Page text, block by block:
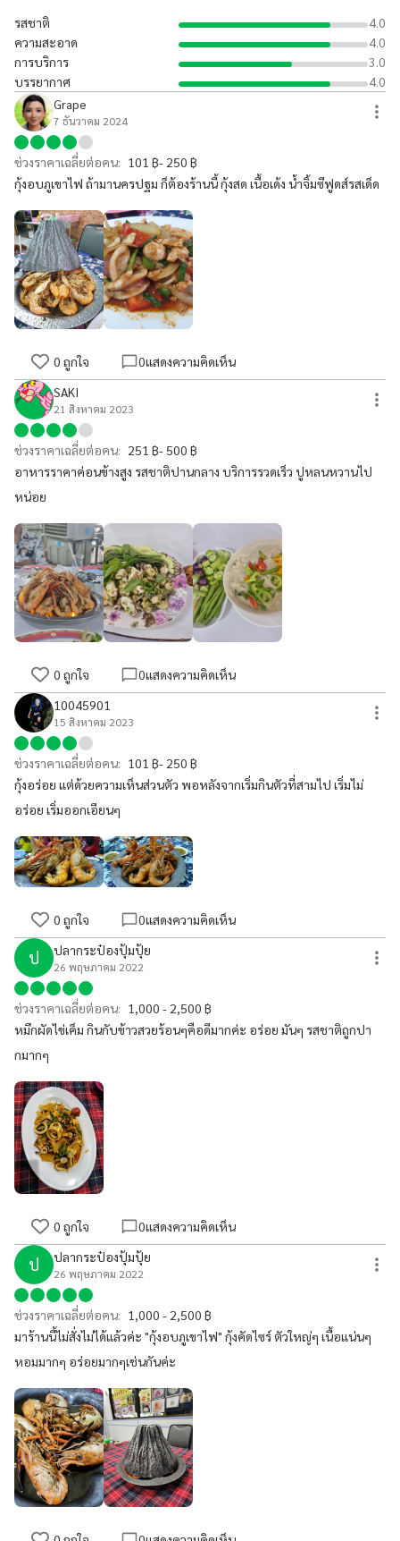
รสชาติ
4.0
ความสะอาด
4.0
การบริการ
3.0
บรรยากาศ
4.0
Grape
7 ธันวาคม 2024
ช่วงราคาเฉลี่ยต่อคน: 101 ฿- 250 ฿
กุ้งอบภูเขาไฟ ถ้ามานครปฐม ก็ต้องร้านนี้ กุ้งสด เนื้อเด้ง น้ำจิ้มซีฟูดส์รสเด็ด
0 ถูกใจ 0แสดงความคิดเห็น
SAKI
21 สิงหาคม 2023
ช่วงราคาเฉลี่ยต่อคน: 251 ฿- 500 ฿
อาหารราคาค่อนข้างสูง รสชาติปานกลาง บริการรวดเร็ว ปูหลนหวานไป
หน่อย
0 ถูกใจ 0แสดงความคิดเห็น
10045901
15 สิงหาคม 2023
ช่วงราคาเฉลี่ยต่อคน: 101 ฿- 250 ฿
กุ้งอร่อย แต่ด้วยความเห็นส่วนตัว พอหลังจากเริ่มกินตัวที่สามไป เริ่มไม่
อร่อย เริ่มออกเอียนๆ
0 ถูกใจ 0แสดงความคิดเห็น
ป ปลากระป๋องปุ้มปุ้ย
26 พฤษภาคม 2022
ช่วงราคาเฉลี่ยต่อคน: 1,000 - 2,500 ฿
หมึกผัดไข่เค็ม กินกับข้าวสวยร้อนๆคือดีมากค่ะ อร่อย มันๆ รสชาติถูกปา
กมากๆ
0 ถูกใจ 0แสดงความคิดเห็น
ป ปลากระป๋องปุ้มปุ้ย
26 พฤษภาคม 2022
ช่วงราคาเฉลี่ยต่อคน: 1,000 - 2,500 ฿
มาร้านนี้ไม่สั่งไม่ได้แล้วค่ะ "กุ้งอบภูเขาไฟ" กุ้งคัดไซร์ ตัวใหญ่ๆ เนื้อแน่นๆ
หอมมากๆ อร่อยมากๆเช่นกันค่ะ